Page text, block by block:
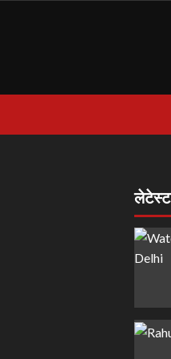
लेटेस्ट